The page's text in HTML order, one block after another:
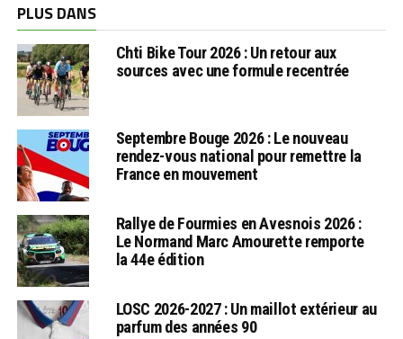
PLUS DANS
Chti Bike Tour 2026 : Un retour aux
sources avec une formule recentrée
Septembre Bouge 2026 : Le nouveau
rendez-vous national pour remettre la
France en mouvement
Rallye de Fourmies en Avesnois 2026 :
Le Normand Marc Amourette remporte
la 44e édition
LOSC 2026-2027 : Un maillot extérieur au
parfum des années 90